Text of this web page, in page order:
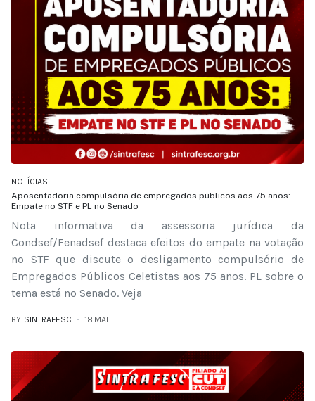
NOTÍCIAS
Aposentadoria compulsória de empregados públicos aos 75 anos:
Empate no STF e PL no Senado
Nota informativa da assessoria jurídica da
Condsef/Fenadsef destaca efeitos do empate na votação
no STF que discute o desligamento compulsório de
Empregados Públicos Celetistas aos 75 anos. PL sobre o
tema está no Senado. Veja
BY SINTRAFESC 18.MAI